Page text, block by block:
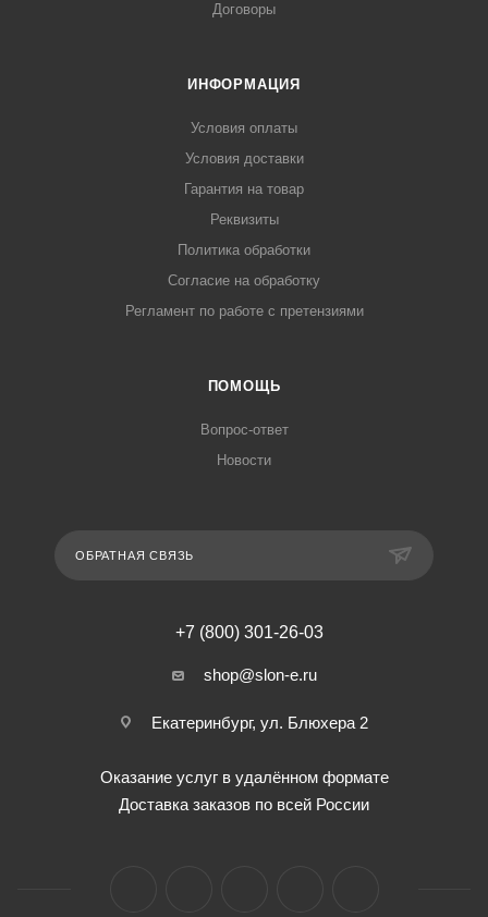
Договоры
ИНФОРМАЦИЯ
Условия оплаты
Условия доставки
Гарантия на товар
Реквизиты
Политика обработки
Согласие на обработку
Регламент по работе с претензиями
ПОМОЩЬ
Вопрос-ответ
Новости
ОБРАТНАЯ СВЯЗЬ
+7 (800) 301-26-03
shop@slon-e.ru
Екатеринбург, ул. Блюхера 2
Оказание услуг в удалённом формате
Доставка заказов по всей России